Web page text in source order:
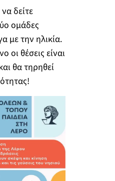
δείτε
ομάδες
με την ηλικία.
οι θέσεις είναι
θα τηρηθεί